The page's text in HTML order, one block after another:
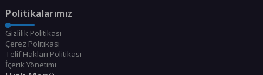
Politikalarımız
Gizlilik Politikası
Çerez Politikası
Telif Hakları Politikası
İçerik Yönetimi